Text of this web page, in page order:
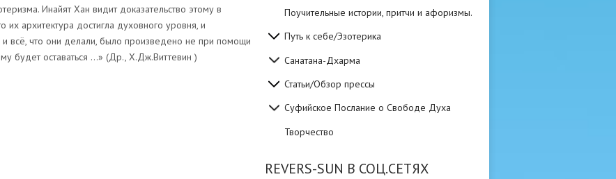
Инайят Хан видит доказательство этому в
их архитектура достигла духовного уровня, и
и всё, что они делали, было произведено не при помощи
будет оставаться …» (Др., Х.Дж.Виттевин )
Поучительные истории, притчи и афоризмы.
Путь к себе/Эзотерика
Санатана-Дхарма
Статьи/Обзор прессы
Суфийское Послание о Свободе Духа
Творчество
REVERS-SUN В СОЦ.СЕТЯХ